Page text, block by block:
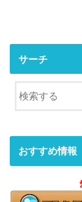
サーチ
おすすめ情報